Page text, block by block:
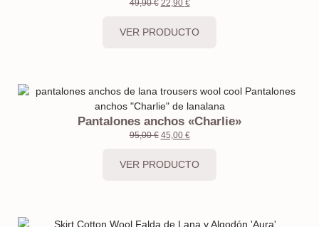
49,90€ 22,90 €
VER PRODUCTO
Pantalones anchos «Charlie»
95,00€ 45,00 €
VER PRODUCTO